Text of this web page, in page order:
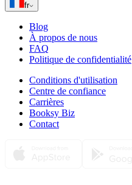
fr
Blog
À propos de nous
FAQ
Politique de confidentialité
Conditions d'utilisation
Centre de confiance
Carrières
Booksy Biz
Contact